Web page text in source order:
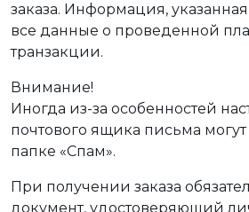
заказа. Информация,
все данные о проведенной
транзакции.
Внимание!
Иногда из-за особенностей
почтового ящика письма могут
папке «Спам».
При получении заказа
документ, удостоверяющий